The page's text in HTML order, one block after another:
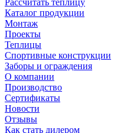
Каталог продукции
Монтаж
Проекты
Теплицы
Спортивные конструкции
Заборы и ограждения
О компании
Производство
Сертификаты
Новости
Отзывы
Как стать дилером